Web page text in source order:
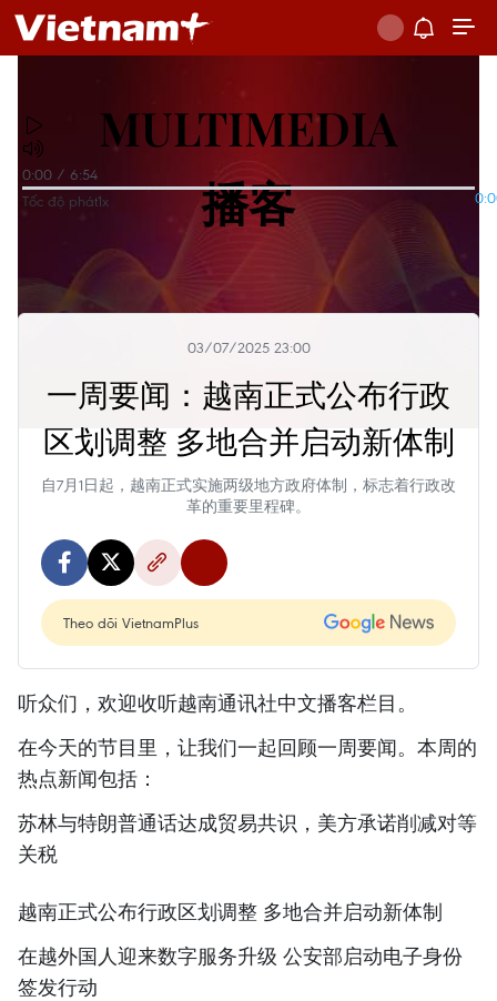
MULTIMEDIA
播客
0:00 / 6:54
Tốc độ phát1x
03/07/2025 23:00
一周要闻：越南正式公布行政
区划调整 多地合并启动新体制
自7月1日起，越南正式实施两级地方政府体制，标志着行政改
革的重要里程碑。
Theo dõi VietnamPlus
听众们，欢迎收听越南通讯社中文播客栏目。
在今天的节目里，让我们一起回顾一周要闻。本周的
热点新闻包括：
苏林与特朗普通话达成贸易共识，美方承诺削减对等
关税
越南正式公布行政区划调整 多地合并启动新体制
在越外国人迎来数字服务升级 公安部启动电子身份
签发行动